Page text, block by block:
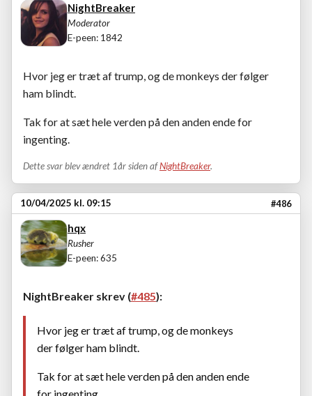
NightBreaker
Moderator
E-peen: 1842
Hvor jeg er træt af trump, og de monkeys der følger
ham blindt.
Tak for at sæt hele verden på den anden ende for
ingenting.
Dette svar blev ændret 1år siden afNightBreaker.
10/04/2025 kl. 09:15 #486
hqx
Rusher
E-peen: 635
NightBreaker skrev (#485):
Hvor jeg er træt af trump, og de monkeys
der følger ham blindt.
Tak for at sæt hele verden på den anden ende